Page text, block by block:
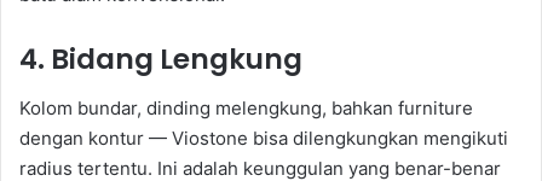
4. Bidang Lengkung
Kolom bundar, dinding melengkung, bahkan furniture
dengan kontur — Viostone bisa dilengkungkan mengikuti
radius tertentu. Ini adalah keunggulan yang benar-benar